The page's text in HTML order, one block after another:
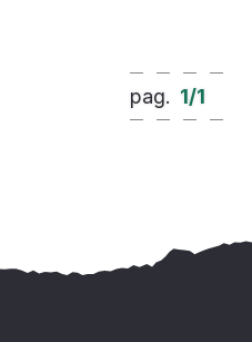
pag. 1/1